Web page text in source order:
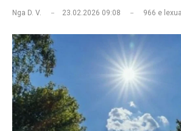
Nga D. V. 23.02.2026 09:08 966 e